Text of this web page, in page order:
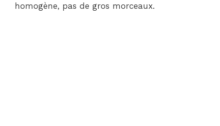
homogène, pas de gros morceaux.